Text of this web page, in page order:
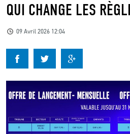
BILLETTERIE
KIDS
BUSINESS
RESTAURATION
QUI CHANGE LES
09 Avril 2026 12:04